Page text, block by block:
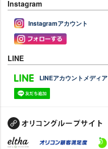
Instagram
Instagramアカウント
LINE
LINEアカウントメディア